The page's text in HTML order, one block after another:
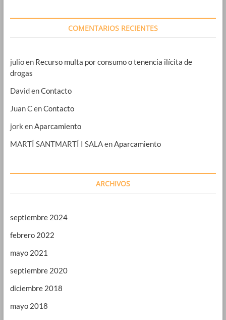
COMENTARIOS RECIENTES
julioen Recurso multa por consumo o tenencia ilícita de
drogas
DavidenContacto
Juan CenContacto
jork en Aparcamiento
MARTÍ SANTMARTÍ I SALAen Aparcamiento
ARCHIVOS
septiembre 2024
febrero 2022
mayo 2021
septiembre 2020
diciembre 2018
mayo 2018